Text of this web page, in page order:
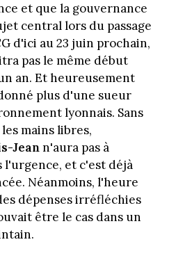
et que la gouvernance
central lors du passage
d'ici au 23 juin prochain,
pas le même début
an. Et heureusement
plus d'une sueur
lyonnais. Sans
mains libres,
Jeann'aura pas à
et c'est déjà
Néanmoins, l'heure
dépenses irréfléchies
être le cas dans un